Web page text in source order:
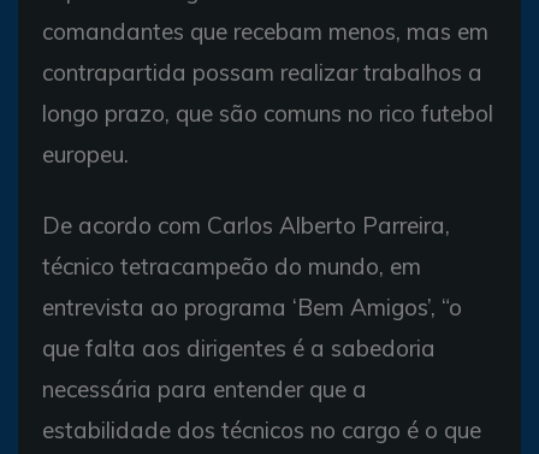
comandantes que recebam menos, mas em
contrapartida possam realizar trabalhos a
longo prazo, que são comuns no rico futebol
europeu.
De acordo com Carlos Alberto Parreira,
técnico tetracampeão do mundo, em
entrevista ao programa ‘Bem Amigos’, “o
que falta aos dirigentes é a sabedoria
necessária para entender que a
estabilidade dos técnicos no cargo é o que